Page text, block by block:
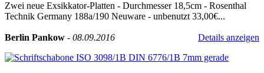
Zwei neue Exsikkator-Platten - Durchmesser 18,5cm - Rosenthal
Technik Germany 188a/190 Neuware - unbenutzt 33,00€...
Berlin Pankow - 08.09.2016 Details anzeigen